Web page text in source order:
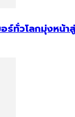
ร์ทั่วโลกมุ่งหน้